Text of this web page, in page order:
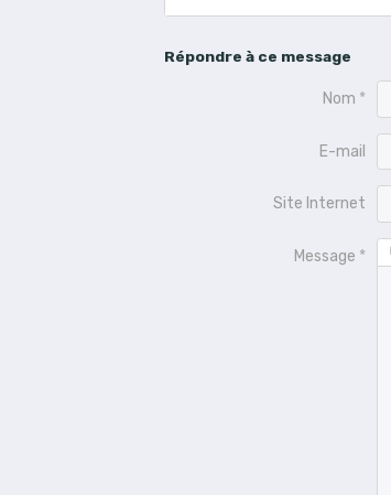
Répondre à ce message
Nom
E-mail
Site Internet
Message